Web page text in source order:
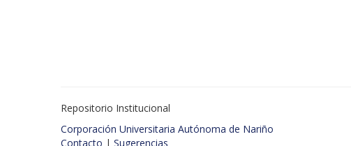
Repositorio Institucional
Corporación Universitaria Autónoma de Nariño
Contacto | Sugerencias